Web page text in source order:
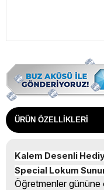
ÜRÜN ÖZELLIKLERI
Kalem Desenli
Special Lokum
Öğretmenler gününe